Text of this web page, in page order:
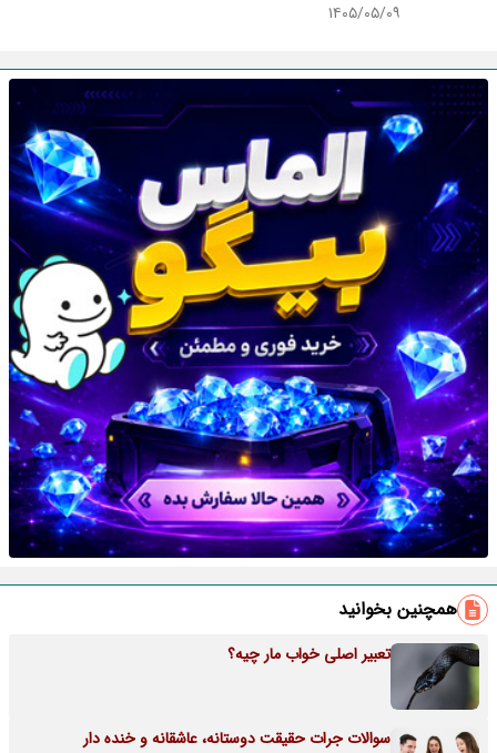
۱۴۰۵/۰۵/۰۹
همچنین بخوانید
تعبیر اصلی خواب مار چیه؟
سوالات جرات حقیقت دوستانه، عاشقانه و خنده دار